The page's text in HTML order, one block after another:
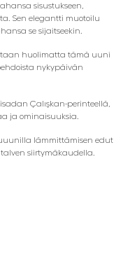
sisustukseen,
Sen elegantti muotoilu
se sijaitseekin.
huolimatta tämä uuni
nykypäivän
Çalışkan-perinteellä,
ja ominaisuuksia.
lämmittämisen edut
siirtymäkaudella.